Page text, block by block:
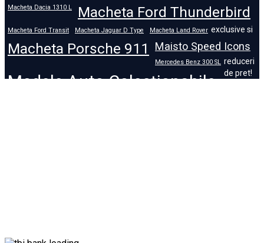
Macheta Dacia 1310 L Macheta Ford Thunderbird
Macheta Ford Transit Macheta Jaguar D Type Macheta Land Rover
Macheta Porsche 911 Maisto Speed Icons
Mercedes Benz 300 SL
Modele Auto Colecționabile.
exclusive si
reduceri
de pret!